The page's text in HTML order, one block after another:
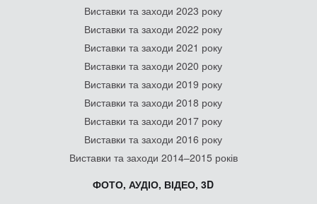
Виставки та заходи 2023 року
Виставки та заходи 2022 року
Виставки та заходи 2021 року
Виставки та заходи 2020 року
Виставки та заходи 2019 року
Виставки та заходи 2018 року
Виставки та заходи 2017 року
Виставки та заходи 2016 року
Виставки та заходи 2014–2015 років
ФОТО, АУДІО, ВІДЕО, 3D